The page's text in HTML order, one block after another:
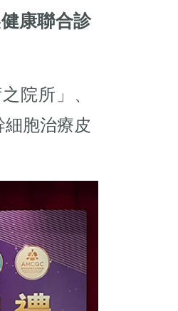
康聯合診
院所」、
細胞治療皮